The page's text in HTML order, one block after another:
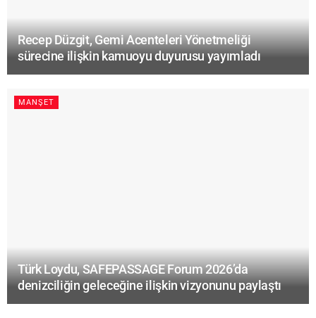
Recep Düzgit, Gemi Acenteleri Yönetmeliği
sürecine ilişkin kamuoyu duyurusu yayımladı
MANŞET
Türk Loydu, SAFEPASSAGE Forum 2026’da
denizciliğin geleceğine ilişkin vizyonunu paylaştı